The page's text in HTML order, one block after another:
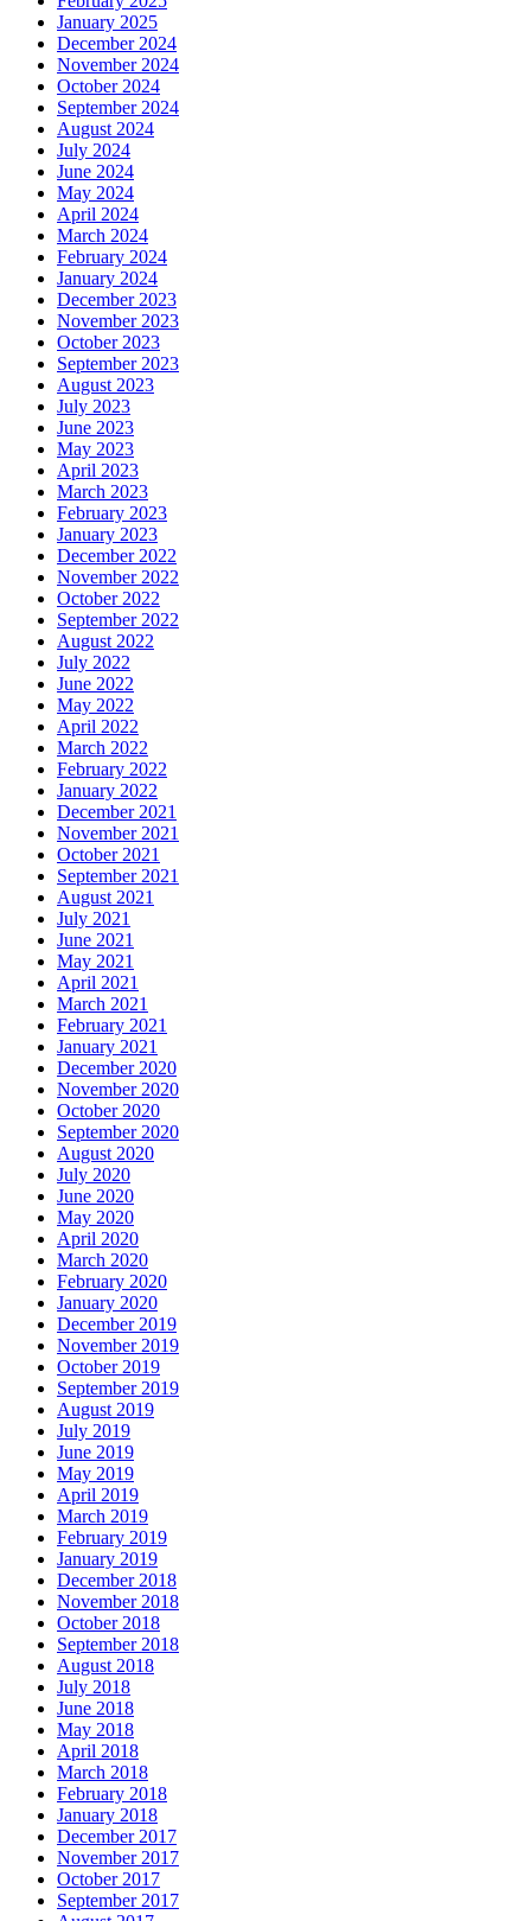
January 2025
December 2024
November 2024
October 2024
September 2024
August 2024
July 2024
June 2024
May 2024
April 2024
March 2024
February 2024
January 2024
December 2023
November 2023
October 2023
September 2023
August 2023
July 2023
June 2023
May 2023
April 2023
March 2023
February 2023
January 2023
December 2022
November 2022
October 2022
September 2022
August 2022
July 2022
June 2022
May 2022
April 2022
March 2022
February 2022
January 2022
December 2021
November 2021
October 2021
September 2021
August 2021
July 2021
June 2021
May 2021
April 2021
March 2021
February 2021
January 2021
December 2020
November 2020
October 2020
September 2020
August 2020
July 2020
June 2020
May 2020
April 2020
March 2020
February 2020
January 2020
December 2019
November 2019
October 2019
September 2019
August 2019
July 2019
June 2019
May 2019
April 2019
March 2019
February 2019
January 2019
December 2018
November 2018
October 2018
September 2018
August 2018
July 2018
June 2018
May 2018
April 2018
March 2018
February 2018
January 2018
December 2017
November 2017
October 2017
September 2017